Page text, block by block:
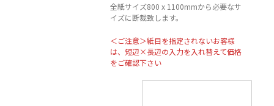
全紙サイズ800 x 1100mmから必要なサ
イズに断裁致します。
＜ご注意＞紙目を指定されないお客様
は、短辺×長辺の入力を入れ替えて価格
をご確認下さい